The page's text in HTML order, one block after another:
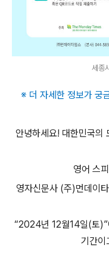
세종
※ 더 자세한 정보가 궁
안녕하세요! 대한민국의
영어 스
영자신문사(주)먼데이
“2024년 12월14일(토)”
기간이